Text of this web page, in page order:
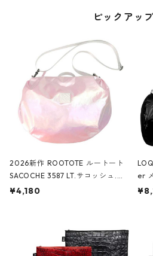
ピックアッ
2026新作 ROOTOTE ルートート
SACOCHE 3587 LT.サコッシュ.ル
ミエ-B ショルダーバッグ グロスピ
¥4,180
er
ボ
ア/